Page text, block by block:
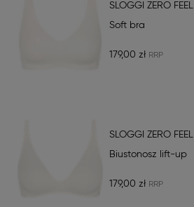
SLOGGI ZERO FEEL
Soft bra
179,00 zł
SLOGGI ZERO FEEL
Biustonosz lift-up
179,00 zł